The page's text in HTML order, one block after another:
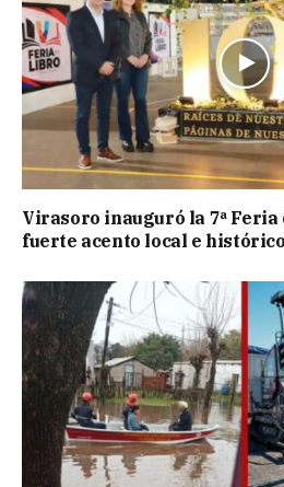
Virasoro inauguró la 7ª Feria
fuerte acento local e histórico